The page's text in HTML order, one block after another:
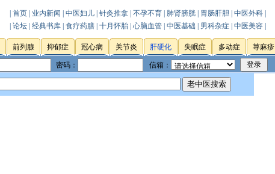
| 首页| 业内新闻 中医妇儿| 针灸推拿| 不孕不育| 肺肾膀胱| 胃肠肝胆| 中医外科|
| 论坛| 经典书库| 食疗药膳| 十月怀胎| 心脑血管| 中医基础 男科杂症| 中医美容|
前列腺 抑郁症 冠心病 关节炎 肝硬化 失眠症 多动症 荨麻疹
密码： 信箱：